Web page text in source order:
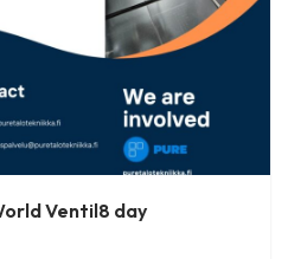
Ventil8 day